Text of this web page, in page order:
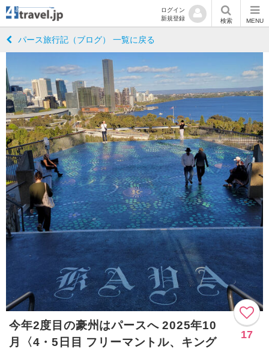
ログイン
新規登録
検索 MENU
パース旅行記（ブログ） 一覧に戻る
今年2度目の豪州はパースへ 2025年10
月〈4・5日目 フリーマントル、キング
17